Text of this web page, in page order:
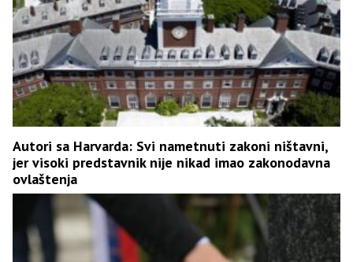
Autori sa Harvarda: Svi nametnuti zakoni ništavni,
jer visoki predstavnik nije nikad imao zakonodavna
ovlaštenja